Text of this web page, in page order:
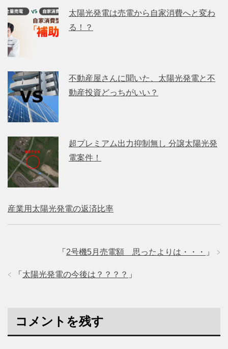
太陽光発電は売電から自家消費へと変わ
る！？
不動産屋さんに聞いた、太陽光発電と不
動産投資どっちがいい？
超プレミアム出力抑制無し 分譲太陽光発
電案件！
産業用太陽光発電の返済比率
「 2号機5月売電額 思ったよりは・・・ 」
「 太陽光発電の今後は？？？？ 」
コメントを残す